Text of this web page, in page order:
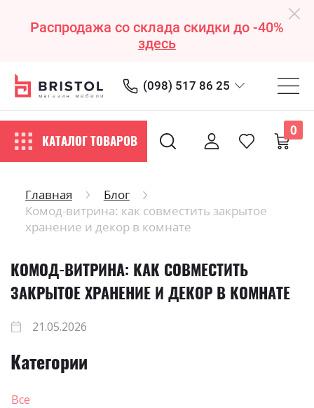
Распродажа со склада скидки до -40%
здесь
(098) 517 86 25
КАТАЛОГ ТОВАРОВ
0
Главная
Блог
Комод-витрина: как совместить закрытое
хранение и декор в комнате
КОМОД-ВИТРИНА: КАК СОВМЕСТИТЬ
ЗАКРЫТОЕ ХРАНЕНИЕ И ДЕКОР В КОМНАТЕ
21.05.2026
Категории
Все